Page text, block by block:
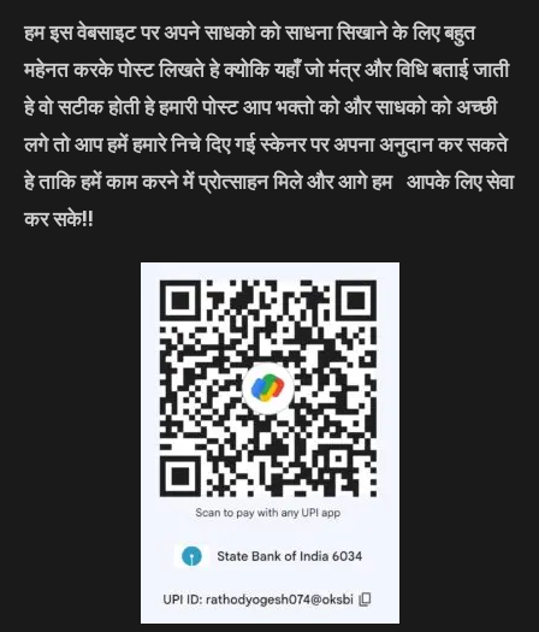
हम इस वेबसाइट पर अपने साधको को साधना सिखाने के लिए बहुत
महेनत करके पोस्ट लिखते हे क्योकि यहाँ जो मंत्र और विधि बताई जाती
हे वो सटीक होती हे हमारी पोस्ट आप भक्तो को और साधको को अच्छी
लगे तो आप हमें हमारे निचे दिए गई स्केनर पर अपना अनुदान कर सकते
हे ताकि हमें काम करने में प्रोत्साहन मिले और आगे हम आपके लिए सेवा
कर सके!!